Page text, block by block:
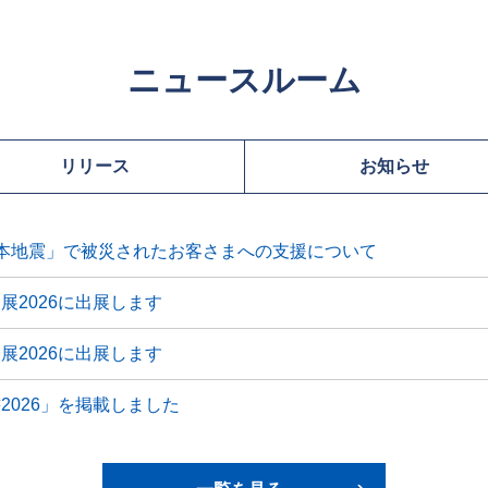
ニュースルーム
リリース お知らせ
地震」で被災されたお客さまへの支援について
2026に出展します
2026に出展します
」を掲載しました